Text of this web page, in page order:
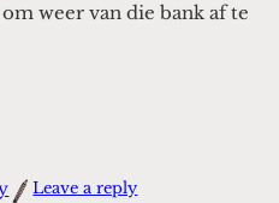
weer van die bank af te
Leave a reply: